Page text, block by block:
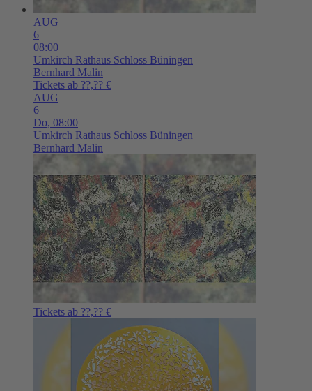
AUG
6
08:00
Umkirch Rathaus Schloss Büningen
Bernhard Malin
Tickets ab ??,?? €
AUG
6
Do, 08:00
Umkirch Rathaus Schloss Büningen
Bernhard Malin
Tickets ab ??,?? €